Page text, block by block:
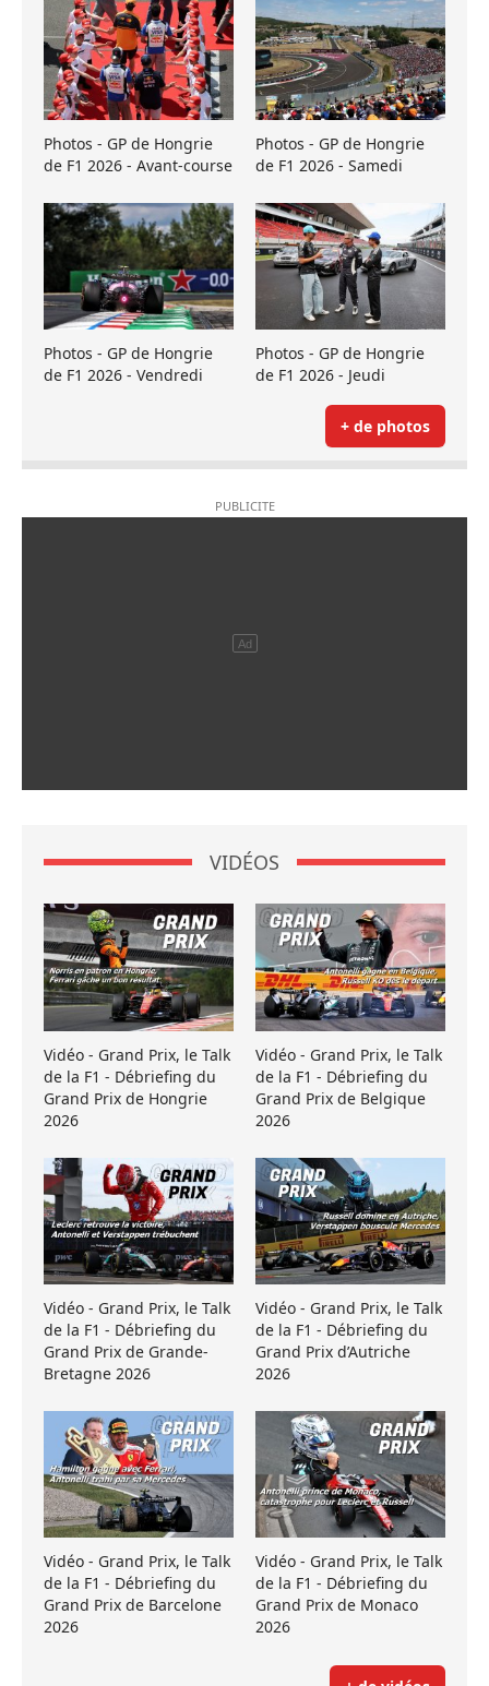
Photos - GP de Hongrie
de F1 2026 - Avant-course
Photos - GP de Hongrie
de F1 2026 - Samedi
Photos - GP de Hongrie
de F1 2026 - Vendredi
Photos - GP de Hongrie
de F1 2026 - Jeudi
+ de photos
VIDÉOS
Vidéo - Grand Prix, le Talk
de la F1 - Débriefing du
Grand Prix de Hongrie
2026
Vidéo - Grand Prix, le Talk
de la F1 - Débriefing du
Grand Prix de Belgique
2026
Vidéo - Grand Prix, le Talk
de la F1 - Débriefing du
Grand Prix de Grande-
Bretagne 2026
Vidéo - Grand Prix, le Talk
de la F1 - Débriefing du
Grand Prix d’Autriche
2026
Vidéo - Grand Prix, le Talk
de la F1 - Débriefing du
Grand Prix de Barcelone
2026
Vidéo - Grand Prix, le Talk
de la F1 - Débriefing du
Grand Prix de Monaco
2026